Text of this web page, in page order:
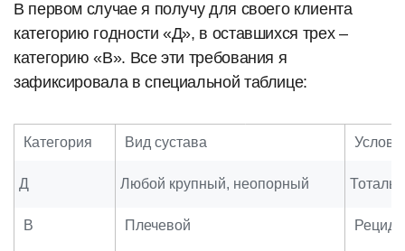
В первом случае я получу для своего клиента
категорию годности «Д», в оставшихся трех –
категорию «В». Все эти требования я
зафиксировала в специальной таблице:
Категория Вид сустава
Д Любой крупный, неопорный
В Плечевой